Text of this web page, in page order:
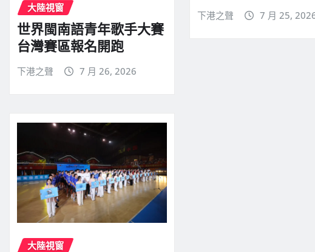
大陸視窗
世界閩南語青年歌手大賽
台灣賽區報名開跑
下港之聲 7 月 26, 2026
下港之聲 7 月 25,
大陸視窗